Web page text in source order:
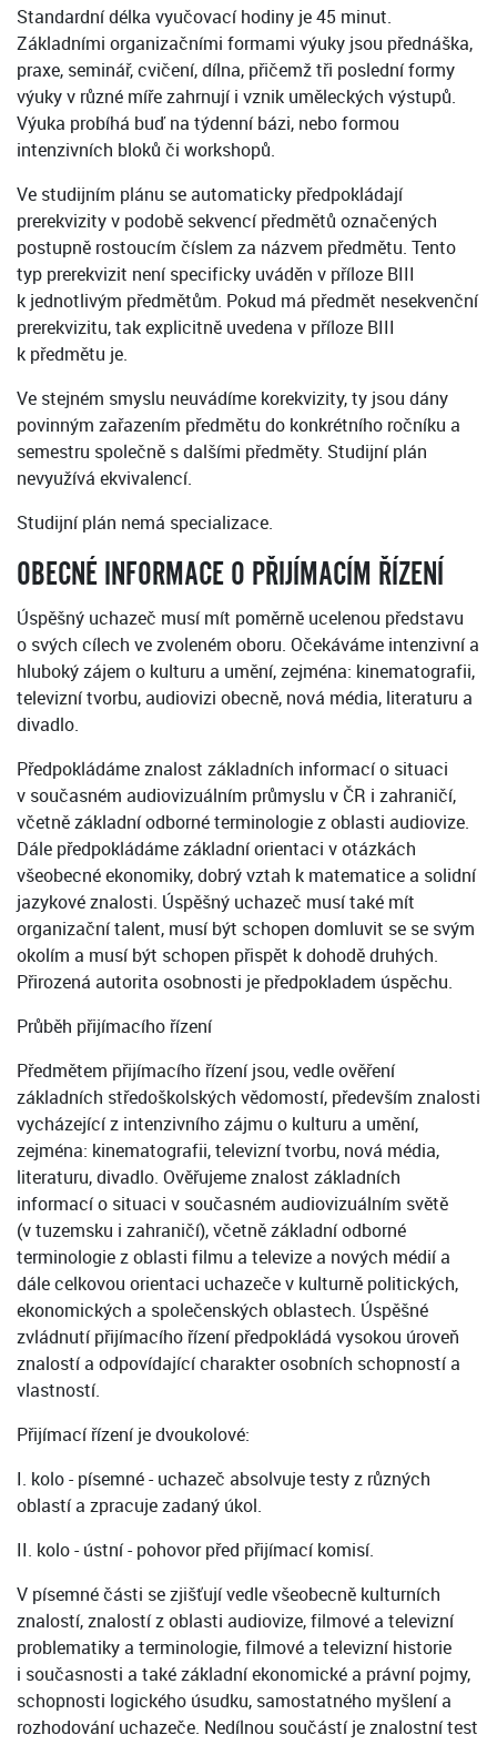
Standardní délka vyučovací hodiny je 45 minut.
Základními organizačními formami výuky jsou přednáška,
praxe, seminář, cvičení, dílna, přičemž tři poslední formy
výuky v různé míře zahrnují i vznik uměleckých výstupů.
Výuka probíhá buď na týdenní bázi, nebo formou
intenzivních bloků či workshopů.
Ve studijním plánu se automaticky předpokládají
prerekvizity v podobě sekvencí předmětů označených
postupně rostoucím číslem za názvem předmětu. Tento
typ prerekvizit není specificky uváděn v příloze BIII
k jednotlivým předmětům. Pokud má předmět nesekvenční
prerekvizitu, tak explicitně uvedena v příloze BIII
k předmětu je.
Ve stejném smyslu neuvádíme korekvizity, ty jsou dány
povinným zařazením předmětu do konkrétního ročníku a
semestru společně s dalšími předměty. Studijní plán
nevyužívá ekvivalencí.
Studijní plán nemá specializace.
OBECNÉ INFORMACE O PŘIJÍMACÍM ŘÍZENÍ
Úspěšný uchazeč musí mít poměrně ucelenou představu
o svých cílech ve zvoleném oboru. Očekáváme intenzivní a
hluboký zájem o kulturu a umění, zejména: kinematografii,
televizní tvorbu, audiovizi obecně, nová média, literaturu a
divadlo.
Předpokládáme znalost základních informací o situaci
v současném audiovizuálním průmyslu v ČR i zahraničí,
včetně základní odborné terminologie z oblasti audiovize.
Dále předpokládáme základní orientaci v otázkách
všeobecné ekonomiky, dobrý vztah k matematice a solidní
jazykové znalosti. Úspěšný uchazeč musí také mít
organizační talent, musí být schopen domluvit se se svým
okolím a musí být schopen přispět k dohodě druhých.
Přirozená autorita osobnosti je předpokladem úspěchu.
Průběh přijímacího řízení
Předmětem přijímacího řízení jsou, vedle ověření
základních středoškolských vědomostí, především znalosti
vycházející z intenzivního zájmu o kulturu a umění,
zejména: kinematografii, televizní tvorbu, nová média,
literaturu, divadlo. Ověřujeme znalost základních
informací o situaci v současném audiovizuálním světě
(v tuzemsku i zahraničí), včetně základní odborné
terminologie z oblasti filmu a televize a nových médií a
dále celkovou orientaci uchazeče v kulturně politických,
ekonomických a společenských oblastech. Úspěšné
zvládnutí přijímacího řízení předpokládá vysokou úroveň
znalostí a odpovídající charakter osobních schopností a
vlastností.
Přijímací řízení je dvoukolové:
I. kolo - písemné - uchazeč absolvuje testy z různých
oblastí a zpracuje zadaný úkol.
II. kolo - ústní - pohovor před přijímací komisí.
V písemné části se zjišťují vedle všeobecně kulturních
znalostí, znalostí z oblasti audiovize, filmové a televizní
problematiky a terminologie, filmové a televizní historie
i současnosti a také základní ekonomické a právní pojmy,
schopnosti logického úsudku, samostatného myšlení a
rozhodování uchazeče. Nedílnou součástí je znalostní test